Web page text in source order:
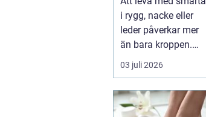
manuell
behandling
i rygg, nacke eller
leder påverkar mer
än bara kroppen.
Sömnen blir sämre,
humör...
03 juli 2026